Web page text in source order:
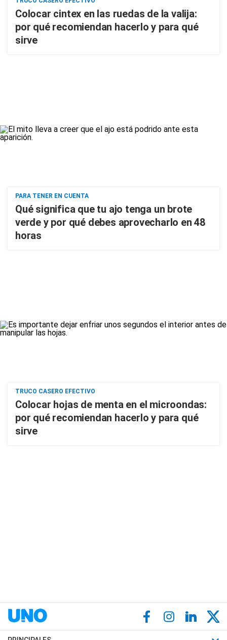
Colocar cintex en las ruedas de la valija:
por qué recomiendan hacerlo y para qué
sirve
PARA TENER EN CUENTA
Qué significa que tu ajo tenga un brote
verde y por qué debes aprovecharlo en 48
horas
TRUCO CASERO EFECTIVO
Colocar hojas de menta en el microondas:
por qué recomiendan hacerlo y para qué
sirve